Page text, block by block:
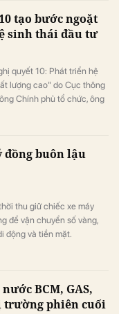
vốn (nợ nhóm 5) tiếp tục
sát 3.900 tỷ đồng.
tạo bước ngoặt
sinh thái đầu tư
quyết 10: Phát triển hệ
lượng cao" do Cục thông
Chính phủ tổ chức, ông
chính sách ưu đãi mới mà
bản về tư duy phát triển.
đồng buôn lậu
thu giữ chiếc xe máy
để vận chuyển số vàng,
động và tiền mặt.
BCM, GAS,
trường phiên cuối